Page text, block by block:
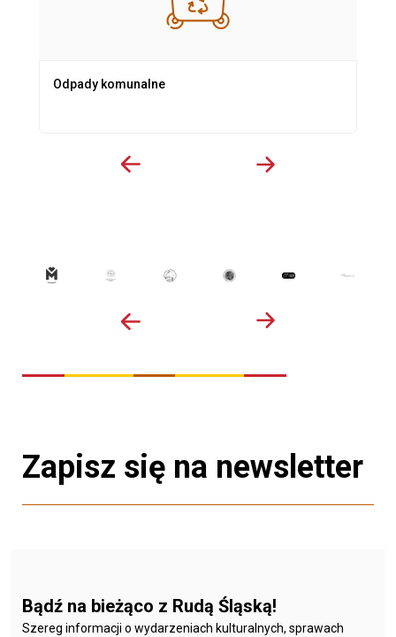
Odpady komunalne
Zapisz się na newsletter
Bądź na bieżąco z Rudą Śląską!
Szereg informacji o wydarzeniach kulturalnych, sprawach